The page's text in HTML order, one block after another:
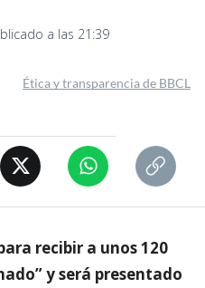
a las 21:39
Ética y transparencia de BBCL
recibir a unos 120
y será presentado